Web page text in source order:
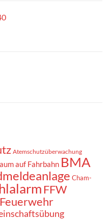
Atemschutzüberwachung
auf Fahrbahn BMA
Cham-
FFW